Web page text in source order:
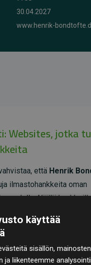
30.04.2027
www.henrik-
Websites, jotka
että Henrik
ilmastohankkeita oman
Näillä
vastaa kaksinkertaista
arvioituihin päästöihin
ovatGold Standardin
käyttää
sisällön, mainosten
ja liikenteemme